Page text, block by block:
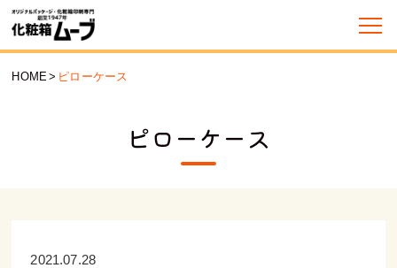
HOME> ピローケース
ピローケース
2021.07.28